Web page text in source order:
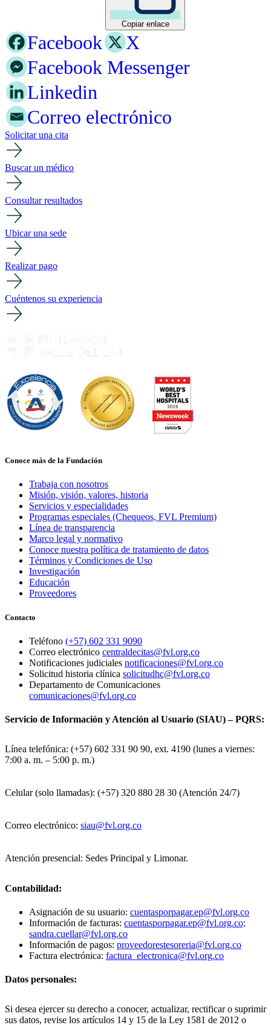
Copiar enlace
Facebook
X
Facebook Messenger
Linkedin
Correo electrónico
Solicitar una cita
Buscar un médico
Consultar resultados
Ubicar una sede
Realizar pago
Cuéntenos su experiencia
Conoce más de la Fundación
Trabaja con nosotros
Misión, visión, valores, historia
Servicios y especialidades
Programas especiales (Chequeos, FVL Premium)
Línea de transparencia
Marco legal y normativo
Conoce nuestra política de tratamiento de datos
Términos y Condiciones de Uso
Investigación
Educación
Proveedores
Contacto
Teléfono (+57) 602 331 9090
Correo electrónico centraldecitas@fvl.org.co
Notificaciones judiciales notificaciones@fvl.org.co
Solicitud historia clínica solicitudhc@fvl.org.co
Departamento de Comunicaciones
comunicaciones@fvl.org.co
Servicio de Información y Atención al Usuario (SIAU) – PQRS:
Línea telefónica: (+57) 602 331 90 90, ext. 4190 (lunes a viernes:
7:00 a. m. – 5:00 p. m.)
Celular (solo llamadas): (+57) 320 880 28 30 (Atención 24/7)
Correo electrónico: siau@fvl.org.co
Atención presencial: Sedes Principal y Limonar.
Contabilidad:
Asignación de su usuario: cuentasporpagar.ep@fvl.org.co
Información de facturas: cuentasporpagar.ep@fvl.org.co;
sandra.cuellar@fvl.org.co
Información de pagos: proveedorestesoreria@fvl.org.co
Factura electrónica: factura_electronica@fvl.org.co
Datos personales:
Si desea ejercer su derecho a conocer, actualizar, rectificar o suprimir
sus datos, revise los artículos 14 y 15 de la Ley 1581 de 2012 o